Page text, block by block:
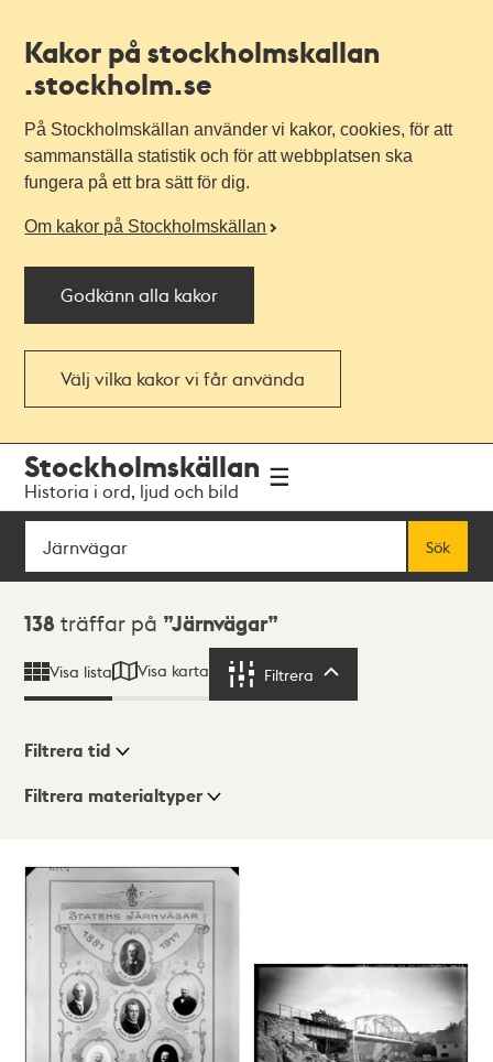
Kakor på stockholmskallan
.stockholm.se
På Stockholmskällan använder vi kakor, cookies, för att
sammanställa statistik och för att webbplatsen ska
fungera på ett bra sätt för dig.
Om kakor på Stockholmskällan
Godkänn alla kakor
Välj vilka kakor vi får använda
navigationen
huvudinnehållet
Stockholmskällan
Historia i ord, ljud och bild
Sök
Sök
Sökresultat
138 träffar på Järnvägar
Visa lista Visa karta Filtrera
Visningsläge
Filtrera tid
Filtrera materialtyper
138träffar